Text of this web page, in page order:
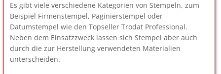
Es gibt viele verschiedene Kategorien von Stempeln, zum
Beispiel Firmenstempel, Paginierstempel oder
Datumstempel wie den Topseller Trodat Professional.
Neben dem Einsatzzweck lassen sich Stempel aber auch
durch die zur Herstellung verwendeten Materialien
unterscheiden.